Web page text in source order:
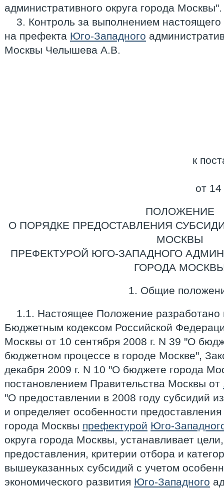
административного округа города Москвы".
3. Контроль за выполнением
на префекта Юго-Западного
Москвы Челышева А.В.
к
от
ПОЛОЖЕНИЕ
О ПОРЯДКЕ ПРЕДОСТАВЛЕНИЯ
МОСКВЫ
ПРЕФЕКТУРОЙ ЮГО-ЗАПАДНОГО
ГОРОДА
1. Общие
1.1. Настоящее Положение разработано
Бюджетным кодексом Российской
Москвы от 10 сентября 2008 г. N 39 "О
бюджетном процессе в городе Москве",
декабря 2009 г. N 10 "О бюджете города
постановлением Правительства Москвы от
"О предоставлении в 2008 году субсидий
и определяет особенности
города Москвы префектурой Юго-
округа города Москвы, устанавливает
предоставления, критерии отбора и
вышеуказанных субсидий с учетом
экономического развития Юго-Западного